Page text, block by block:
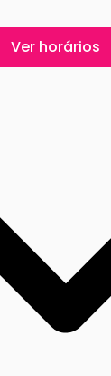
Ver horários